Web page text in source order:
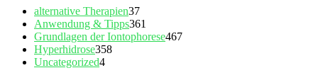
alternative Therapien37
Anwendung & Tipps361
Grundlagen der Iontophorese467
Hyperhidrose358
Uncategorized4